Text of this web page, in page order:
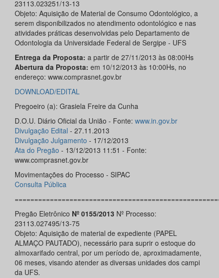
23113.023251/13-13
Objeto: Aquisição de Material de Consumo Odontológico, a
serem disponibilizados no atendimento odontológico e nas
atividades práticas desenvolvidas pelo Departamento de
Odontologia da Universidade Federal de Sergipe - UFS
Entrega da Proposta: a partir de 27/11/2013 às 08:00Hs
Abertura da Proposta: em 10/12/2013 às 10:00Hs, no
endereço: www.comprasnet.gov.br
DOWNLOAD/EDITAL
Pregoeiro (a): Grasiela Freire da Cunha
D.O.U. Diário Oficial da União - Fonte: www.in.gov.br
Divulgação Edital - 27.11.2013
Divulgação Julgamento - 17/12/2013
Ata do Pregão - 13/12/2013 11:51 - Fonte:
www.comprasnet.gov.br
Movimentações do Processo - SIPAC
Consulta Pública
Pregão Eletrônico Nº 0155/2013 Nº Processo:
23113.027495/13-75
Objeto: Aquisição de material de expediente (PAPEL
ALMAÇO PAUTADO), necessário para suprir o estoque do
almoxarifado central, por um período de, aproximadamente,
06 meses, visando atender as diversas unidades dos campi
da UFS.